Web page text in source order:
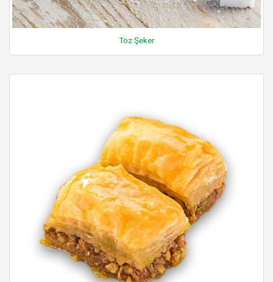
Toz Şeker